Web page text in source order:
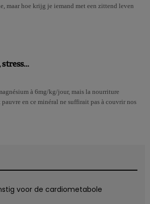
maar hoe krijg je iemand met een zittend leven
stress…
à 6mg/kg/jour, mais la nourriture
en ce minéral ne suffirait pas à couvrir nos
voor de cardiometabole